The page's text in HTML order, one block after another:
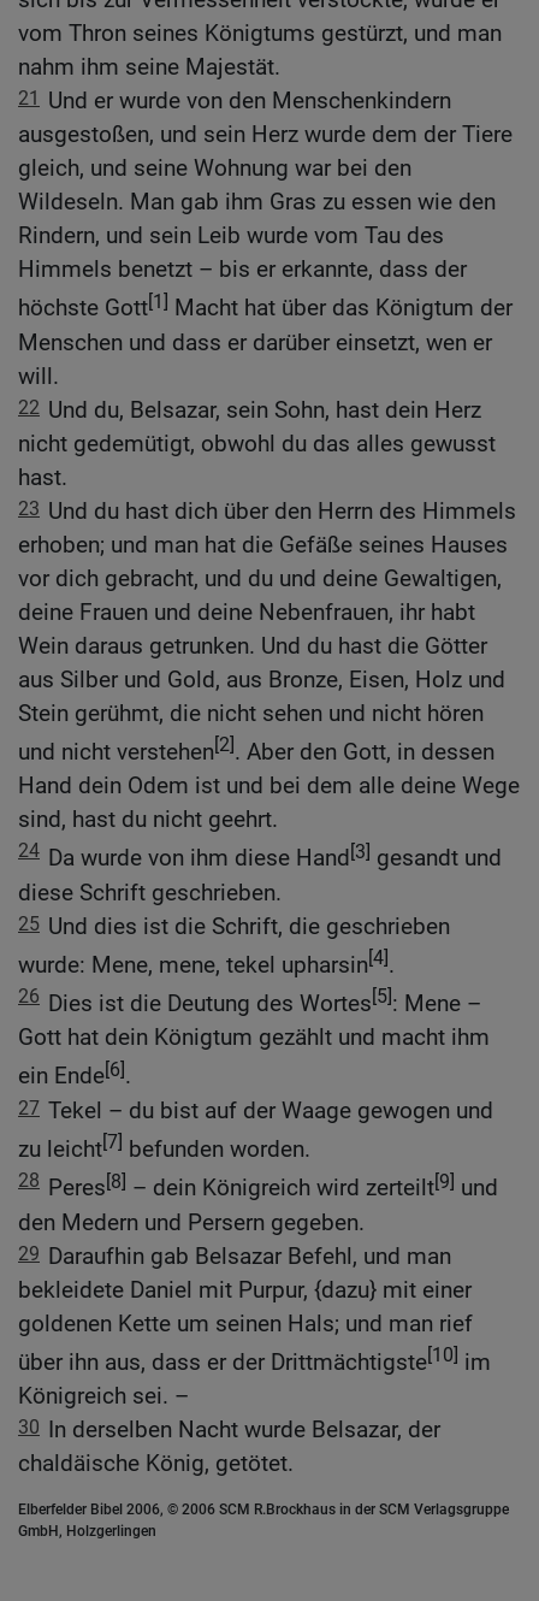
vom Thron seines Königtums gestürzt, und man
nahm ihm seine Majestät.
21
Und er wurde von den Menschenkindern
ausgestoßen, und sein Herz wurde dem der Tiere
gleich, und seine Wohnung war bei den
Wildeseln. Man gab ihm Gras zu essen wie den
Rindern, und sein Leib wurde vom Tau des
Himmels benetzt – bis er erkannte, dass der
höchste Gott[1] Macht hat über das Königtum der
Menschen und dass er darüber einsetzt, wen er
will.
22 Und du, Belsazar, sein Sohn, hast dein Herz
nicht gedemütigt, obwohl du das alles gewusst
hast.
23 Und du hast dich über den Herrn des Himmels
erhoben; und man hat die Gefäße seines Hauses
vor dich gebracht, und du und deine Gewaltigen,
deine Frauen und deine Nebenfrauen, ihr habt
Wein daraus getrunken. Und du hast die Götter
aus Silber und Gold, aus Bronze, Eisen, Holz und
Stein gerühmt, die nicht sehen und nicht hören
und nicht verstehen[2]. Aber den Gott, in dessen
Hand dein Odem ist und bei dem alle deine Wege
sind, hast du nicht geehrt.
24 Da wurde von ihm diese Hand[3] gesandt und
diese Schrift geschrieben.
25 Und dies ist die Schrift, die geschrieben
wurde: Mene, mene, tekel upharsin[4].
26 Dies ist die Deutung des Wortes[5]: Mene –
Gott hat dein Königtum gezählt und macht ihm
ein Ende[6].
27 Tekel – du bist auf der Waage gewogen und
zu leicht[7] befunden worden.
28 Peres[8] – dein Königreich wird zerteilt[9] und
den Medern und Persern gegeben.
29 Daraufhin gab Belsazar Befehl, und man
bekleidete Daniel mit Purpur, {dazu} mit einer
goldenen Kette um seinen Hals; und man rief
über ihn aus, dass er der Drittmächtigste[10] im
Königreich sei. –
30 In derselben Nacht wurde Belsazar, der
chaldäische König, getötet.
Elberfelder Bibel 2006, © 2006 SCM R.Brockhaus in der SCM Verlagsgruppe
GmbH, Holzgerlingen